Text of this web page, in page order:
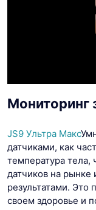
Мониторинг
JS9 Ультра Макс
датчиками, как
температура тела,
датчиков на
результатами. Это
своем здоровье и